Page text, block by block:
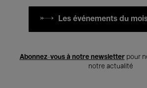
Les événements du
Abonnez-vous à notre newsletterpour
notre actualité